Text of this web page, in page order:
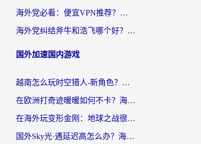
海外党必看：便宜VPN推荐？选对回国加速器才能无缝刷国内剧玩国服
海外党纠结斧牛和浩飞哪个好？一篇搞定回国加速器选择+无缝访问国内资源指南
国外加速国内游戏
越南怎么玩时空猎人-新角色？海外党亲测有效的国服游戏加速指南
在欧洲打奇迹暖暖如何不卡？海外党玩国服游戏的终极加速攻略
在海外玩变形金刚：地球之战很卡怎么办？老玩家亲测的加速器指南，解决卡顿烦恼
国外Sky光·遇延迟高怎么办？海外玩家国服游戏加速终极指南（附实测技巧）